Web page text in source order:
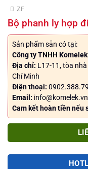
ZF
Bộ phanh ly hợp
Sản phẩm sẵn có tại:
Công ty TNHH
Địa chỉ: L17-11, tòa
Chí Minh
Điện thoại:
Email: info@komelek.vn
Cam kết hoàn tiền nếu